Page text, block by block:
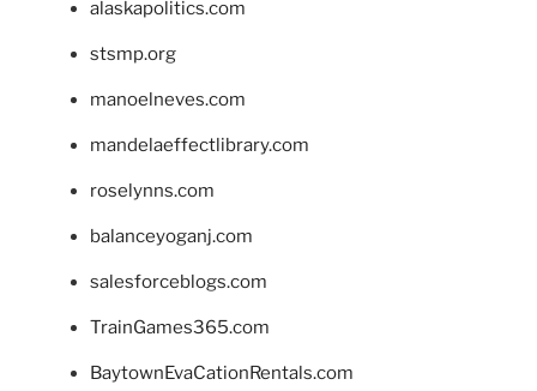
alaskapolitics.com
stsmp.org
manoelneves.com
mandelaeffectlibrary.com
roselynns.com
balanceyoganj.com
salesforceblogs.com
TrainGames365.com
BaytownEvaCationRentals.com